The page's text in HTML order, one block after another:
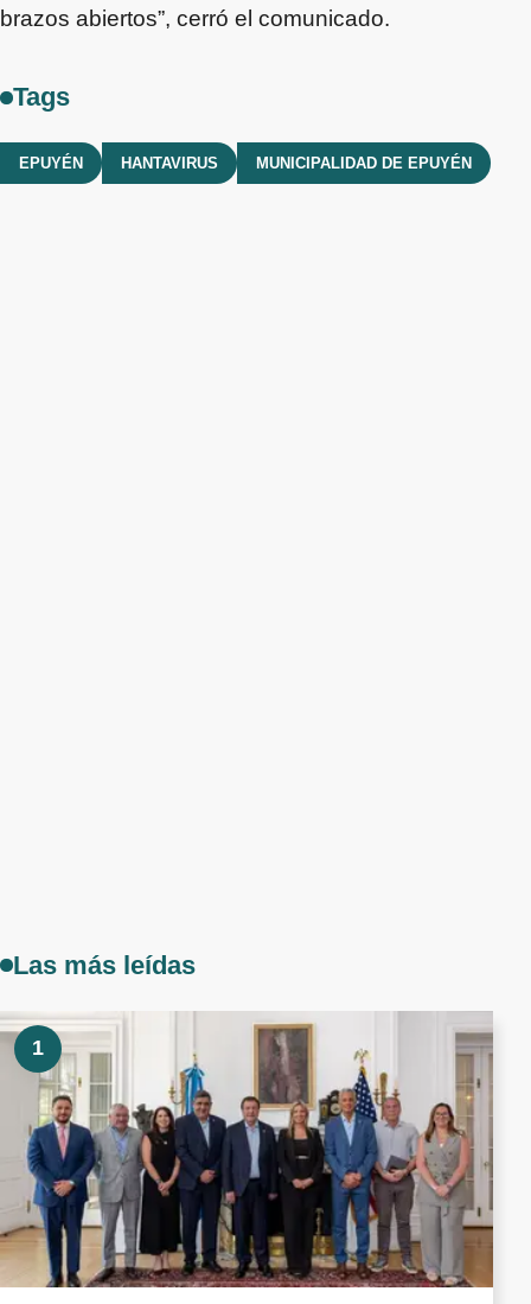
brazos abiertos”, cerró el comunicado.
Tags
EPUYÉN HANTAVIRUS MUNICIPALIDAD DE EPUYÉN
Las más leídas
1